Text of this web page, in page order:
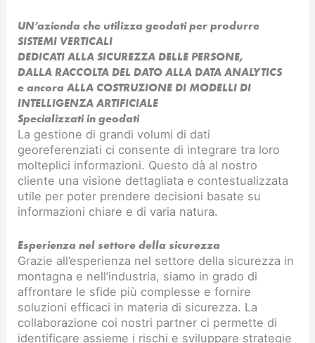
UN’azienda che utilizza geodati per produrre
SISTEMI VERTICALI
DEDICATI ALLA SICUREZZA DELLE PERSONE,
DALLA RACCOLTA DEL DATO ALLA DATA ANALYTICS
e ancora ALLA COSTRUZIONE DI MODELLI DI
INTELLIGENZA ARTIFICIALE​
Specializzati in geodati
La gestione di grandi volumi di dati
georeferenziati ci consente di integrare tra loro
molteplici informazioni. Questo dà al nostro
cliente una visione dettagliata e contestualizzata
utile per poter prendere decisioni basate su
informazioni chiare e di varia natura.
Esperienza nel settore della sicurezza
Grazie all’esperienza nel settore della sicurezza in
montagna e nell’industria, siamo in grado di
affrontare le sfide più complesse e fornire
soluzioni efficaci in materia di sicurezza. La
collaborazione coi nostri partner ci permette di
identificare assieme i rischi e sviluppare strategie